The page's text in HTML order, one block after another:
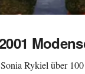
Rykiel über